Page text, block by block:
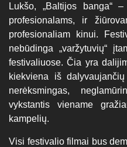
Lukšo, „Baltijos banga“
profesionalams, ir
profesionaliam kinui.
nebūdinga „varžytuvių“
festivaliuose. Čia yra
kiekviena iš
nerėksmingas,
vykstantis viename
kampelių.
Visi festivalio filmai bus